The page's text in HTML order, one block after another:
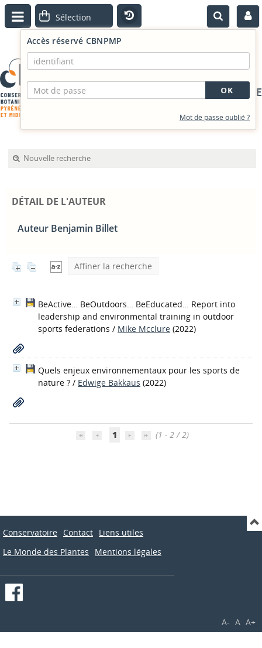
PORTAIL DOCUMENTAIRE
Accès réservé CBNPMP
Mot de passe oublié ?
Nouvelle recherche
DÉTAIL DE L'AUTEUR
Auteur Benjamin Billet
Affiner la recherche
BeActive… BeOutdoors… BeEducated… Report into
leadership and environmental training in outdoor
sports federations / Mike Mcclure (2022)
Quels enjeux environnementaux pour les sports de
nature ? / Edwige Bakkaus (2022)
1 (1 - 2 / 2)
Conservatoire Contact Liens utiles
Le Monde des Plantes
Mentions légales
A- A A+